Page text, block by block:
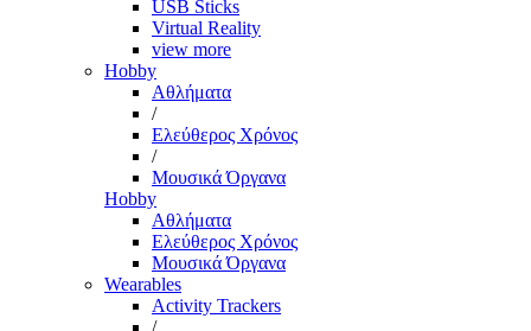
USB Sticks
Virtual Reality
view more
Hobby
Αθλήματα
/
Ελεύθερος Χρόνος
/
Μουσικά Όργανα
Hobby
Αθλήματα
Ελεύθερος Χρόνος
Μουσικά Όργανα
Wearables
Activity Trackers
/